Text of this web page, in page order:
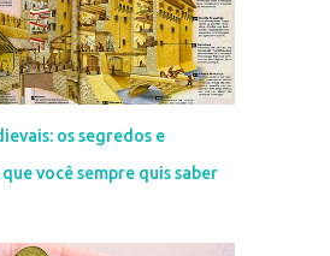
os segredos e
você sempre quis saber